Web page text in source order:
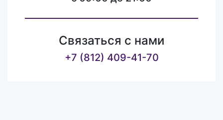
Связаться с нами
+7 (812) 409-41-70